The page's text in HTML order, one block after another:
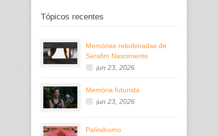
Tópicos recentes
Memórias rebobinadas de
Serafim Nascimento
jun 23, 2026
Memória futurista
jun 23, 2026
Palíndromo